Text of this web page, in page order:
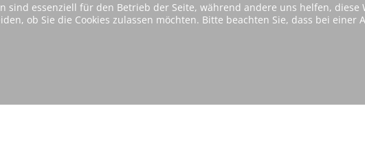
sind essenziell für den Betrieb der Seite, während andere uns helfen,
ob Sie die Cookies zulassen möchten. Bitte beachten Sie, dass bei